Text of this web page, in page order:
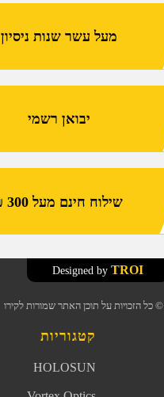
מעל עשר שנות ניסיון
יבואן רשמי
שילוח חינם מעל 300 ₪
© כל הזכויות על תוכן האתר שמורות לקירו
TROI
קטגוריות
HOLOSUN